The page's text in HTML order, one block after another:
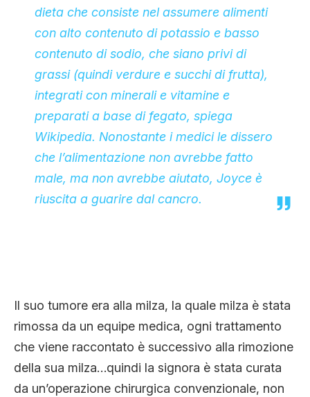
dieta che consiste nel assumere alimenti
con alto contenuto di potassio e basso
contenuto di sodio, che siano privi di
grassi (quindi verdure e succhi di frutta),
integrati con minerali e vitamine e
preparati a base di fegato, spiega
Wikipedia. Nonostante i medici le dissero
che l’alimentazione non avrebbe fatto
male, ma non avrebbe aiutato, Joyce è
riuscita a guarire dal cancro.
Il suo tumore era alla milza, la quale milza è stata
rimossa da un equipe medica, ogni trattamento
che viene raccontato è successivo alla rimozione
della sua milza…quindi la signora è stata curata
da un’operazione chirurgica convenzionale, non